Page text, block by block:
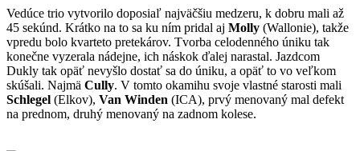
Vedúce trio vytvorilo doposiaľ najväčšiu medzeru, k dobru mali až
45 sekúnd. Krátko na to sa ku ním pridal aj Molly (Wallonie), takže
vpredu bolo kvarteto pretekárov. Tvorba celodenného úniku tak
konečne vyzerala nádejne, ich náskok ďalej narastal. Jazdcom
Dukly tak opäť nevyšlo dostať sa do úniku, a opäť to vo veľkom
skúšali. Najmä Cully. V tomto okamihu svoje vlastné starosti mali
Schlegel (Elkov), Van Winden (ICA), prvý menovaný mal defekt
na prednom, druhý menovaný na zadnom kolese.